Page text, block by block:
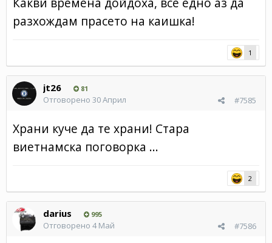
разхождам прасето на каишка!
1
jt26 81
#7585
Отговорено 30 Април
Храни куче да те храни! Стара
виетнамска поговорка ...
2
darius 995
#7586
Отговорено 4 Май